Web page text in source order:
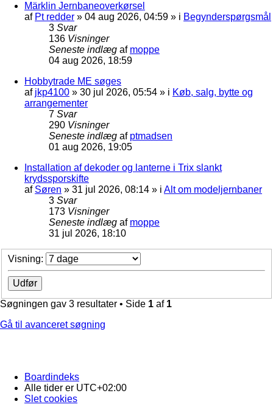
Märklin Jernbaneoverkørsel
af Pt redder » 04 aug 2026, 04:59 » i Begynderspørgsmål
3 Svar
136 Visninger
Seneste indlæg af moppe
04 aug 2026, 18:59
Hobbytrade ME søges
af jkp4100 » 30 jul 2026, 05:54 » i Køb, salg, bytte og
arrangementer
7 Svar
290 Visninger
Seneste indlæg af ptmadsen
01 aug 2026, 19:05
Installation af dekoder og lanterne i Trix slankt
krydssporskifte
af Søren » 31 jul 2026, 08:14 » i Alt om modeljernbaner
3 Svar
173 Visninger
Seneste indlæg af moppe
31 jul 2026, 18:10
Visning:
Søgningen gav 3 resultater • Side 1 af 1
Gå til avanceret søgning
Boardindeks
Alle tider er UTC+02:00
Slet cookies